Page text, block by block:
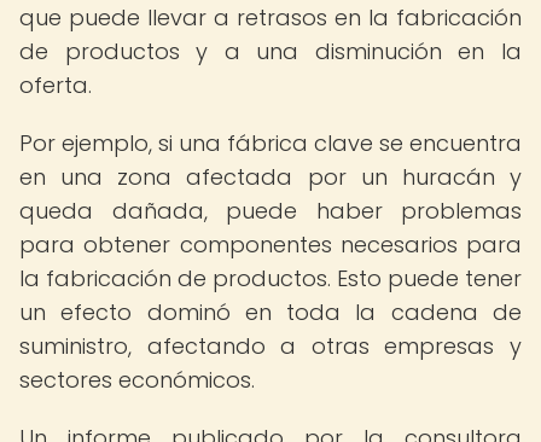
que puede llevar a retrasos en la fabricación
de productos y a una disminución en la
oferta.
Por ejemplo, si una fábrica clave se encuentra
en una zona afectada por un huracán y
queda dañada, puede haber problemas
para obtener componentes necesarios para
la fabricación de productos. Esto puede tener
un efecto dominó en toda la cadena de
suministro, afectando a otras empresas y
sectores económicos.